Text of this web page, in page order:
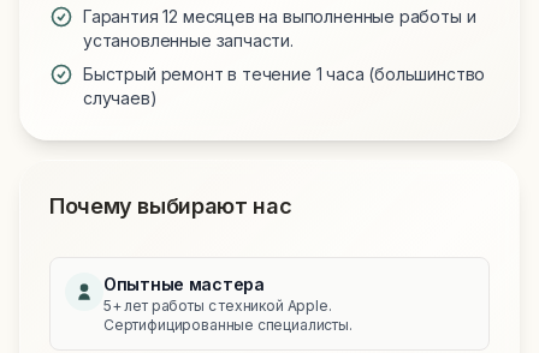
Гарантия 12 месяцев на выполненные работы и
установленные запчасти.
Быстрый ремонт в течение 1 часа (большинство
случаев)
Почему выбирают нас
Опытные мастера
5+ лет работы с техникой Apple.
Сертифицированные специалисты.